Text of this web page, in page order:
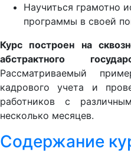
Научиться грамотно
программы в своей
Курс построен на
абстрактного
Рассматриваемый
кадрового учета и
работников с
несколько месяцев.
Содержание